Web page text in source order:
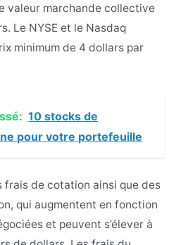
valeur marchande collective
Le NYSE et le Nasdaq
minimum de 4 dollars par
10 stocks de
pour votre portefeuille
frais de cotation ainsi que des
qui augmentent en fonction
et peuvent s’élever à